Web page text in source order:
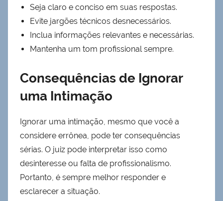
Seja claro e conciso em suas respostas.
Evite jargões técnicos desnecessários.
Inclua informações relevantes e necessárias.
Mantenha um tom profissional sempre.
Consequências de Ignorar
uma Intimação
Ignorar uma intimação, mesmo que você a
considere errônea, pode ter consequências
sérias. O juiz pode interpretar isso como
desinteresse ou falta de profissionalismo.
Portanto, é sempre melhor responder e
esclarecer a situação.